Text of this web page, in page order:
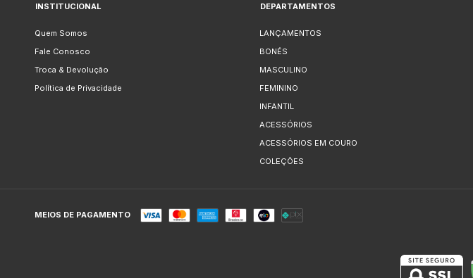
INSTITUCIONAL
Quem Somos
Fale Conosco
Troca & Devolução
Política de Privacidade
DEPARTAMENTOS
LANÇAMENTOS
BONÉS
MASCULINO
FEMININO
INFANTIL
ACESSÓRIOS
ACESSÓRIOS EM COURO
COLEÇÕES
MEIOS DE PAGAMENTO